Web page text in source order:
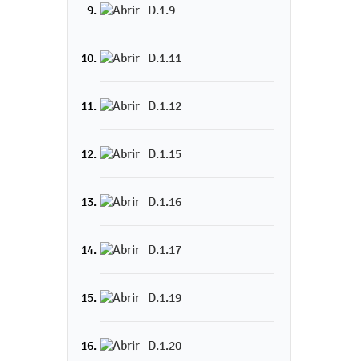
D.1.9
D.1.11
D.1.12
D.1.15
D.1.16
D.1.17
D.1.19
D.1.20